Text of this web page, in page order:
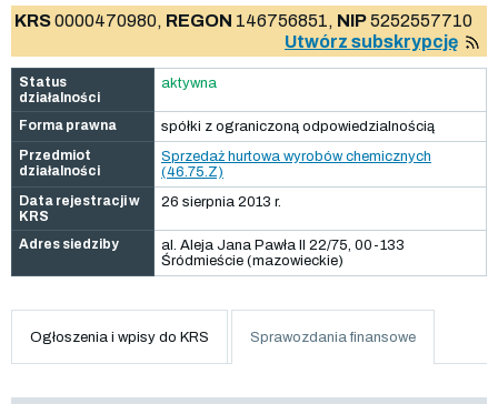
KRS0000470980, REGON 146756851, NIP5252557710
Utwórz subskrypcję
Status
działalności
aktywna
Forma prawna
spółki z ograniczoną odpowiedzialnością
Przedmiot
działalności
Sprzedaż hurtowa wyrobów chemicznych
(46.75.Z)
Data rejestracji w
KRS
26 sierpnia 2013 r.
Adres siedziby
al. Aleja Jana Pawła II 22/75, 00-133
Śródmieście (mazowieckie)
Ogłoszenia i wpisy do KRS Sprawozdania finansowe